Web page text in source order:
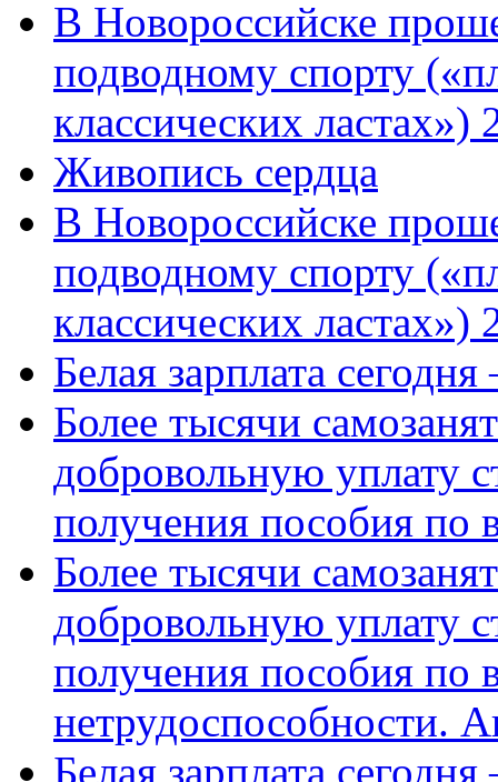
В Новороссийске
подводному спорту
классических
Живопись сердца
В Новороссийске
подводному спорту
классических ластах»)
Белая зарплата
Более тысячи
добровольную уплату
получения пособия по
Более тысячи
добровольную уплату
получения пособия по
нетрудоспособности.
Белая зарплата